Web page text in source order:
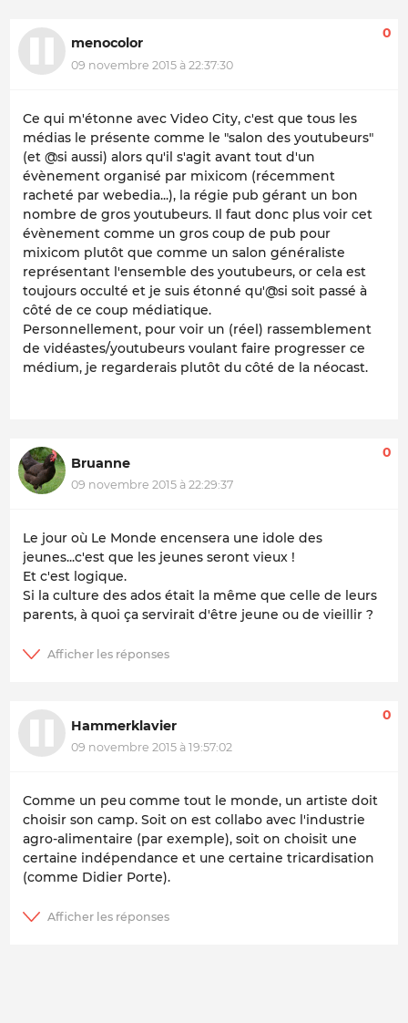
menocolor
09 novembre 2015 à 22:37:30
0
Ce qui m'étonne avec Video City, c'est que tous les
médias le présente comme le "salon des youtubeurs"
(et @si aussi) alors qu'il s'agit avant tout d'un
évènement organisé par mixicom (récemment
racheté par webedia...), la régie pub gérant un bon
nombre de gros youtubeurs. Il faut donc plus voir cet
évènement comme un gros coup de pub pour
mixicom plutôt que comme un salon généraliste
représentant l'ensemble des youtubeurs, or cela est
toujours occulté et je suis étonné qu'@si soit passé à
côté de ce coup médiatique.
Personnellement, pour voir un (réel) rassemblement
de vidéastes/youtubeurs voulant faire progresser ce
médium, je regarderais plutôt du côté de la néocast.
Bruanne
09 novembre 2015 à 22:29:37
0
Le jour où Le Monde encensera une idole des
jeunes...c'est que les jeunes seront vieux !
Et c'est logique.
Si la culture des ados était la même que celle de leurs
parents, à quoi ça servirait d'être jeune ou de vieillir ?
Hammerklavier
09 novembre 2015 à 19:57:02
0
Comme un peu comme tout le monde, un artiste doit
choisir son camp. Soit on est collabo avec l'industrie
agro-alimentaire (par exemple), soit on choisit une
certaine indépendance et une certaine tricardisation
(comme Didier Porte).